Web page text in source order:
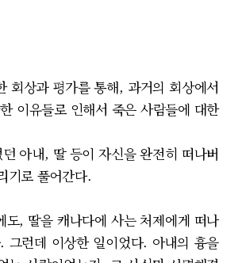
회상과 평가를 통해, 과거의 회상에서
이유들로 인해서 죽은 사람들에 대한
아내, 딸 등이 자신을 완전히 떠나버
기로 풀어간다.
, 딸을 캐나다에 사는 처제에게 떠나
런데 이상한 일이었다. 아내의 흉을